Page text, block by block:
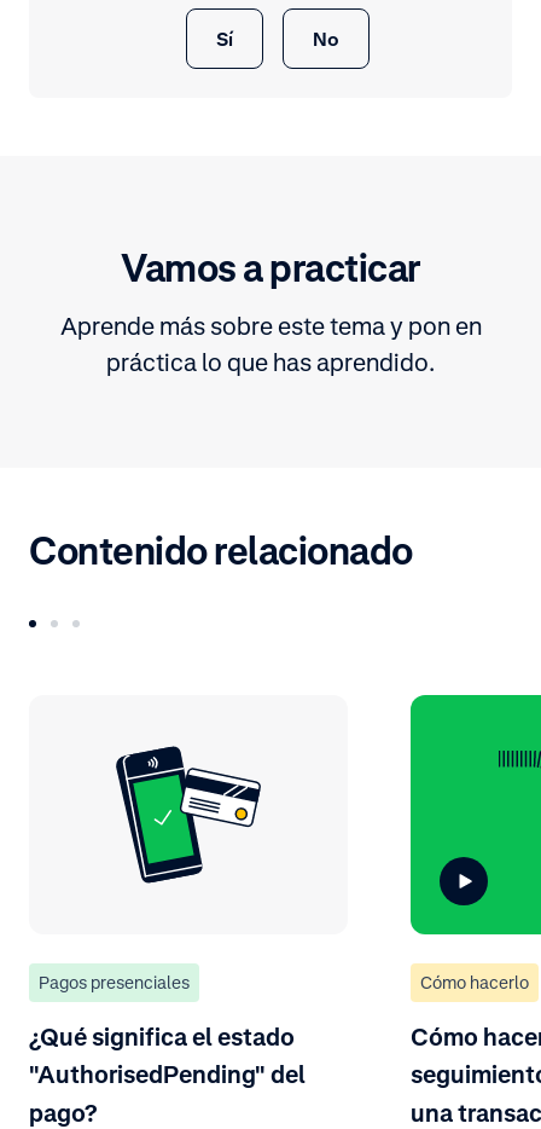
Sí No
Vamos a practicar
Aprende más sobre este tema y pon en
práctica lo que has aprendido.
Contenido relacionado
Pagos presenciales
¿Qué significa el estado
"AuthorisedPending" del
pago?
Cómo hacerlo
Cómo
una